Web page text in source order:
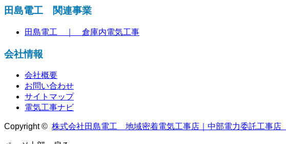
田島電工 関連事業
田島電工 ｜ 倉庫内電気工事
会社情報
会社概要
お問い合わせ
サイトマップ
電気工事ナビ
Copyright © 株式会社田島電工 地域密着電気工事店｜中部電力委託工事店